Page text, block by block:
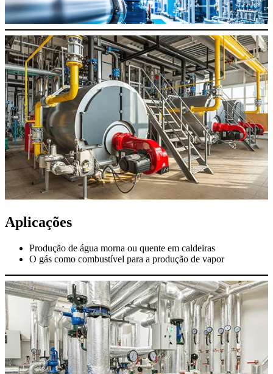
Aplicações
Produção de água morna ou quente em caldeiras
O gás como combustível para a produção de vapor